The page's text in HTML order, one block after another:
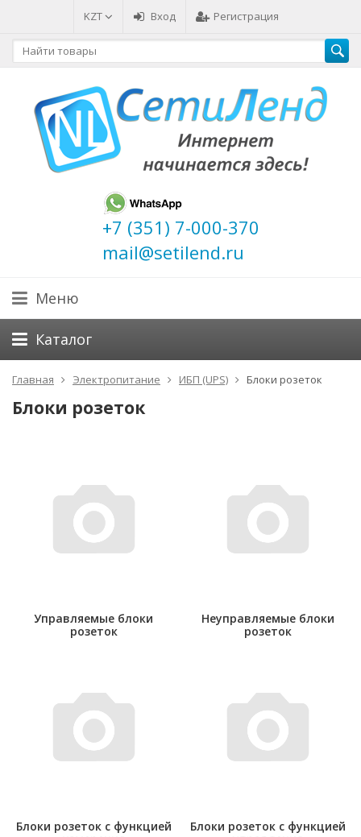
KZT Вход Регистрация
+7 (351) 7-000-370
mail@setilend.ru
Меню
Каталог
Главная Электропитание ИБП (UPS) Блоки розеток
Блоки розеток
Управляемые блоки
розеток
Неуправляемые блоки
розеток
Блоки розеток с функцией
Блоки розеток с функцией